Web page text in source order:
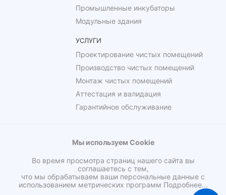
Промышленные инкубаторы
Модульные здания
УСЛУГИ
Проектирование чистых помещений
Производство чистых помещений
Монтаж чистых помещений
Аттестация и валидация
Гарантийное обслуживание
Мы используем Cookie
Во время просмотра страниц нашего сайта вы
соглашаетесь с тем,
что мы обрабатываем ваши персональные данные с
использованием метрических программ Подробнее...